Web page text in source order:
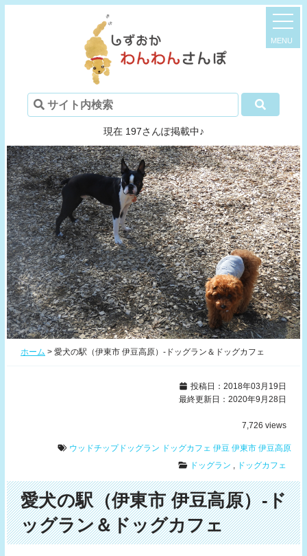
現在 197さんぽ掲載中♪
ホーム > 愛犬の駅（伊東市 伊豆高原）-ドッグラン＆ドッグカフェ
投稿日：2018年03月19日
最終更新日：2020年9月28日
7,726 views
ウッドチップドッグラン ドッグカフェ 伊豆 伊東市 伊豆高原
ドッグラン , ドッグカフェ
愛犬の駅（伊東市 伊豆高原）-ド
ッグラン＆ドッグカフェ